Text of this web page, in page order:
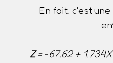
En fait, c'est
Z= -67.62 + 1.734X